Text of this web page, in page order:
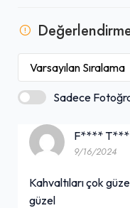
Sadece
F****
9/16/2024
Kahvaltıları çok
güzel